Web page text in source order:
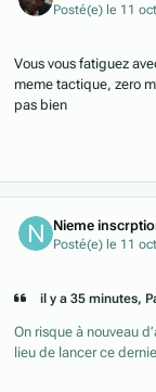
Posté(e) le 11
Vous vous fatiguez
meme tactique, zero
pas bien
Nieme
Posté(e) le 11
il y a 35 minutes,
On risque à nouveau
lieu de lancer ce